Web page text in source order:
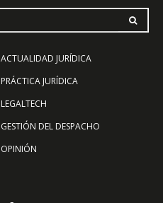
ACTUALIDAD JURÍDICA
PRÁCTICA JURÍDICA
LEGALTECH
GESTIÓN DEL DESPACHO
OPINIÓN